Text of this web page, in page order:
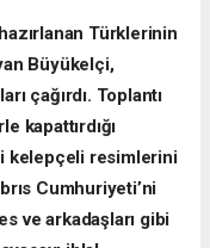
Türklerinin
Büyükelçi,
çağırdı. Toplantı
kapattırdığı
kelepçeli resimlerini
Cumhuriyeti’ni
ve arkadaşları gibi